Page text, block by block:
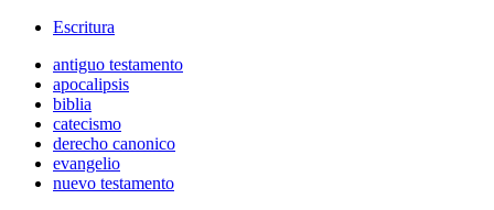
Escritura
antiguo testamento
apocalipsis
biblia
catecismo
derecho canonico
evangelio
nuevo testamento